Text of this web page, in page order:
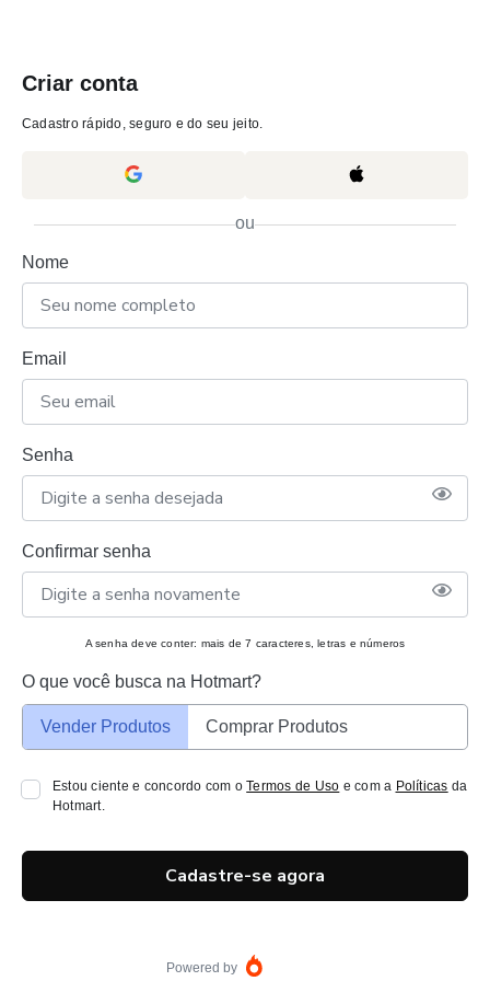
Criar conta
Cadastro rápido, seguro e do seu jeito.
ou
Nome
Email
Senha
Confirmar senha
A senha deve conter: mais de 7 caracteres, letras e números
O que você busca na Hotmart?
Vender Produtos Comprar Produtos
Estou ciente e concordo com oTermos de Uso e com a Políticas da
Hotmart.
Cadastre-se agora
Powered by